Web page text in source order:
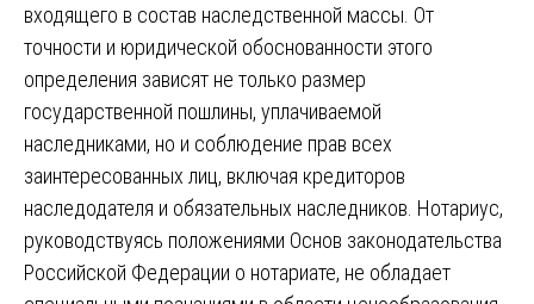
входящего в состав наследственной массы. От
точности и юридической обоснованности этого
определения зависят не только размер
государственной пошлины, уплачиваемой
наследниками, но и соблюдение прав всех
заинтересованных лиц, включая кредиторов
наследодателя и обязательных наследников. Нотариус,
руководствуясь положениями Основ законодательства
Российской Федерации о нотариате, не обладает